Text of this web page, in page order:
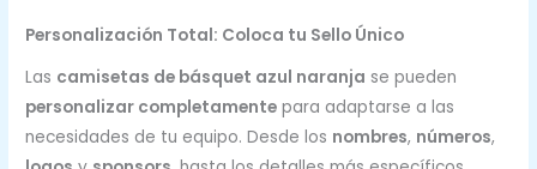
Personalización Total: Coloca tu Sello Único
Las camisetas de básquet azul naranja se pueden
personalizar completamente para adaptarse a las
necesidades de tu equipo. Desde los nombres, números,